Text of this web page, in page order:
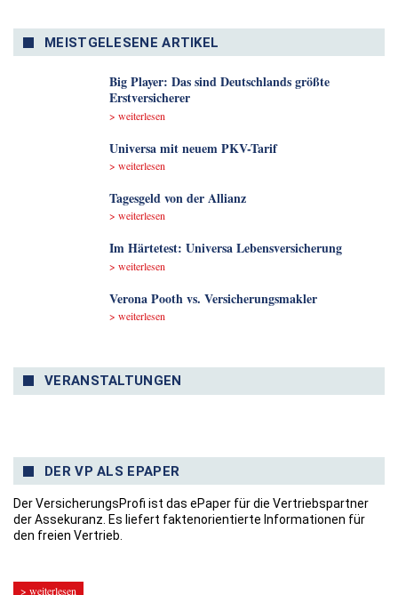
MEISTGELESENE ARTIKEL
Big Player: Das sind Deutschlands größte
Erstversicherer
> weiterlesen
Universa mit neuem PKV-Tarif
> weiterlesen
Tagesgeld von der Allianz
> weiterlesen
Im Härtetest: Universa Lebensversicherung
> weiterlesen
Verona Pooth vs. Versicherungsmakler
> weiterlesen
VERANSTALTUNGEN
DER VP ALS EPAPER
Der VersicherungsProfi ist das ePaper für die Vertriebspartner
der Assekuranz. Es liefert faktenorientierte Informationen für
den freien Vertrieb.
> weiterlesen